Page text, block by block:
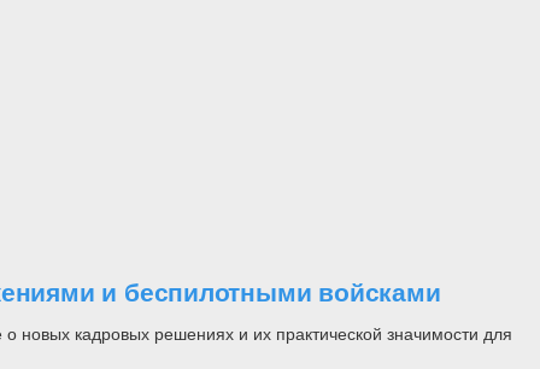
и беспилотными войсками
новых кадровых решениях и их практической значимости для